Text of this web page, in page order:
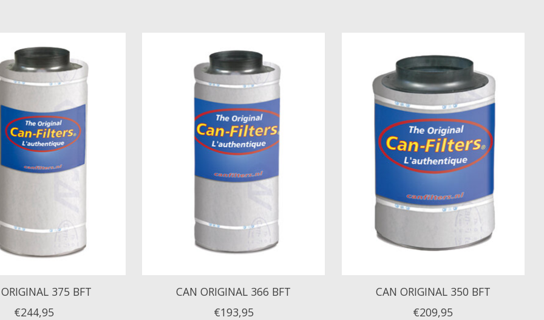
375 BFT
€244,95
CAN ORIGINAL 366 BFT
€193,95
CAN ORIGINAL 350 BFT
€209,95